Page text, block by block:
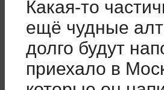
Какая-то
ещё чудные
долго будут
приехало в